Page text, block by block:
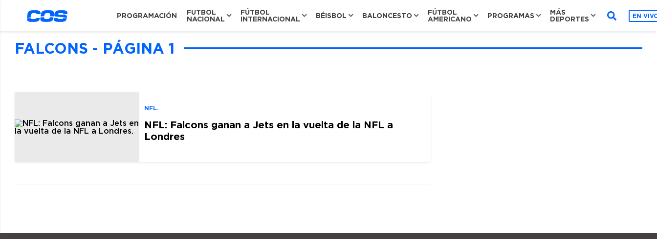
PROGRAMACIÓN
FUTBOL
NACIONAL
FÚTBOL
INTERNACIONAL
BÉISBOL BALONCESTO
FÚTBOL
AMERICANO
PROGRAMAS
MÁS
DEPORTES
EN
FALCONS - PÁGINA 1
NFL.
NFL: Falcons ganan a Jets en la vuelta de la NFL a
Londres